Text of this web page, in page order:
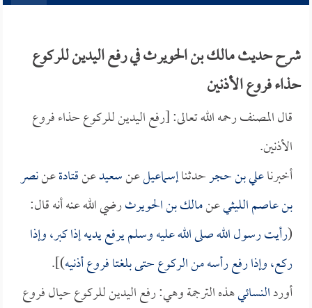
شرح حديث مالك بن الحويرث في رفع اليدين للركوع
حذاء فروع الأذنين
قال المصنف رحمه الله تعالى: [رفع اليدين للركوع حذاء فروع
الأذنين.
أخبرناعلي بن حجرحدثناإسماعيلعنسعيدعنقتادةعننصر
بن عاصم الليثيعنمالك بن الحويرثرضي الله عنه أنه قال:
(رأيت رسول الله صلى الله عليه وسلم يرفع يديه إذا كبر، وإذا
ركع، وإذا رفع رأسه من الركوع حتى بلغتا فروع أذنيه)].
أوردالنسائيهذه الترجمة وهي: رفع اليدين للركوع حيال فروع